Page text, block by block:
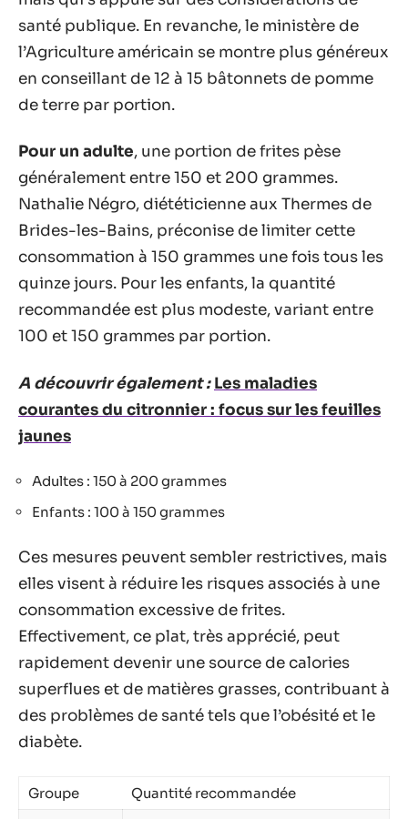
santé publique. En revanche, le ministère de
l’Agriculture américain se montre plus généreux
en conseillant de 12 à 15 bâtonnets de pomme
de terre par portion.
Pour un adulte, une portion de frites pèse
généralement entre 150 et 200 grammes.
Nathalie Négro, diététicienne aux Thermes de
Brides-les-Bains, préconise de limiter cette
consommation à 150 grammes une fois tous les
quinze jours. Pour les enfants, la quantité
recommandée est plus modeste, variant entre
100 et 150 grammes par portion.
A découvrir également : Les maladies
courantes du citronnier : focus sur les feuilles
jaunes
Adultes : 150 à 200 grammes
Enfants : 100 à 150 grammes
Ces mesures peuvent sembler restrictives, mais
elles visent à réduire les risques associés à une
consommation excessive de frites.
Effectivement, ce plat, très apprécié, peut
rapidement devenir une source de calories
superflues et de matières grasses, contribuant à
des problèmes de santé tels que l’obésité et le
diabète.
Groupe
Quantité recommandée